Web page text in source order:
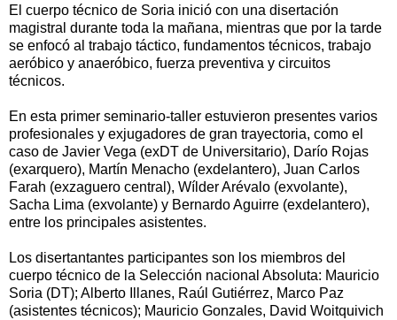
El cuerpo técnico de Soria inició con una disertación
magistral durante toda la mañana, mientras que por la tarde
se enfocó al trabajo táctico, fundamentos técnicos, trabajo
aeróbico y anaeróbico, fuerza preventiva y circuitos
técnicos.
En esta primer seminario-taller estuvieron presentes varios
profesionales y exjugadores de gran trayectoria, como el
caso de Javier Vega (exDT de Universitario), Darío Rojas
(exarquero), Martín Menacho (exdelantero), Juan Carlos
Farah (exzaguero central), Wílder Arévalo (exvolante),
Sacha Lima (exvolante) y Bernardo Aguirre (exdelantero),
entre los principales asistentes.
Los disertantantes participantes son los miembros del
cuerpo técnico de la Selección nacional Absoluta: Mauricio
Soria (DT); Alberto Illanes, Raúl Gutiérrez, Marco Paz
(asistentes técnicos); Mauricio Gonzales, David Woitquivich